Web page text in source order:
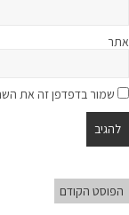
אתר
שמור בדפדפן זה את
הפוסט הקודם